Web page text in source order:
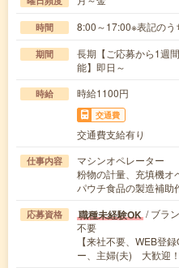
時間 8:00～17:00※表記のう
期間
長期【ご応募から1週
能】即日～
時給 時給1100円
交通費
交通費支給有り
仕事内容
マシンオペレーター
粉物の計量、充填機オ
パウチ食品の製造補
応募資格 職種未経験OK / ブラ
不要
【来社不要、WEB登
ー、主婦(夫) 大歓迎